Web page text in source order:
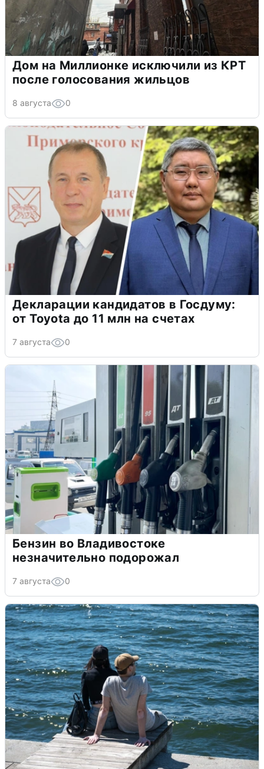
Дом на Миллионке исключили из КРТ
после голосования жильцов
8 августа 0
Декларации кандидатов в Госдуму:
от Toyota до 11 млн на счетах
7 августа 0
Бензин во Владивостоке
незначительно подорожал
7 августа 0